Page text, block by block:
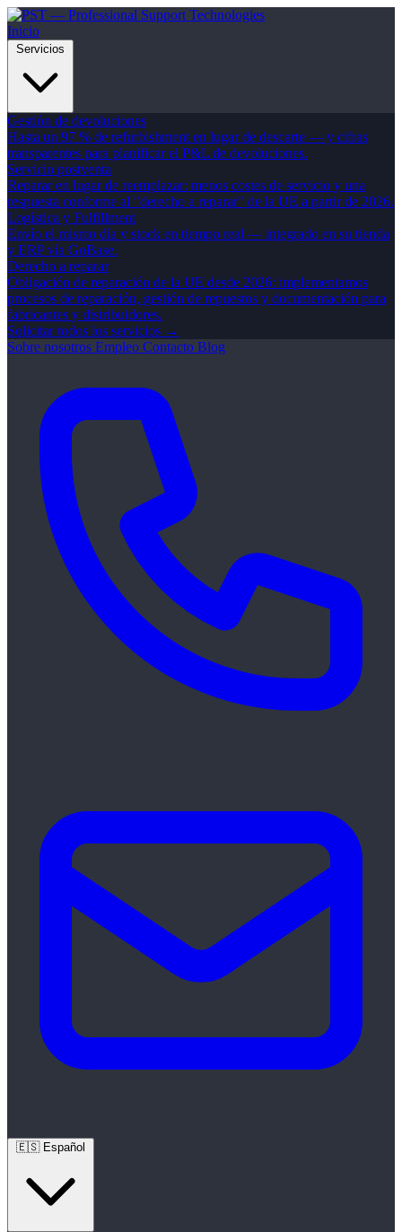
Inicio
Gestión de devoluciones
Hasta un 97 % de refurbishment en lugar de descarte — y cifras
transparentes para planificar el P&L de devoluciones.
Servicio postventa
Reparar en lugar de reemplazar: menos costes de servicio y una
respuesta conforme al "derecho a reparar" de la UE a partir de 2026.
Logística y Fulfillment
Envío el mismo día y stock en tiempo real — integrado en su tienda
y ERP vía GoBase.
Derecho a reparar
Obligación de reparación de la UE desde 2026: implementamos
procesos de reparación, gestión de repuestos y documentación para
fabricantes y distribuidores.
Solicitar todos los servicios →
Sobre nosotros Empleo Contacto Blog
🇪🇸 Español